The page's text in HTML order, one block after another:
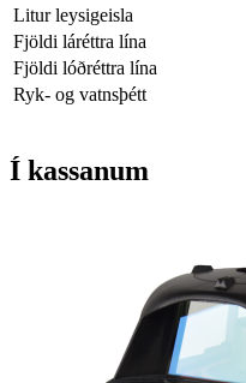
Litur leysigeisla
Fjöldi láréttra lína
Fjöldi lóðréttra lína
Ryk- og vatnsþétt
Í kassanum